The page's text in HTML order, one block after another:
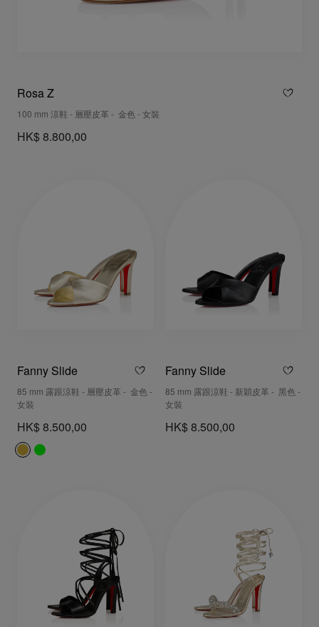
Rosa Z
100 mm 涼鞋 - 層壓皮革 - 金色 - 女裝
HK$ 8.800,00
Fanny Slide
85 mm 露跟涼鞋 - 層壓皮革 - 金色 -
女裝
HK$ 8.500,00
Fanny Slide
85 mm 露跟涼鞋 - 新穎皮革 - 黑色 -
女裝
HK$ 8.500,00